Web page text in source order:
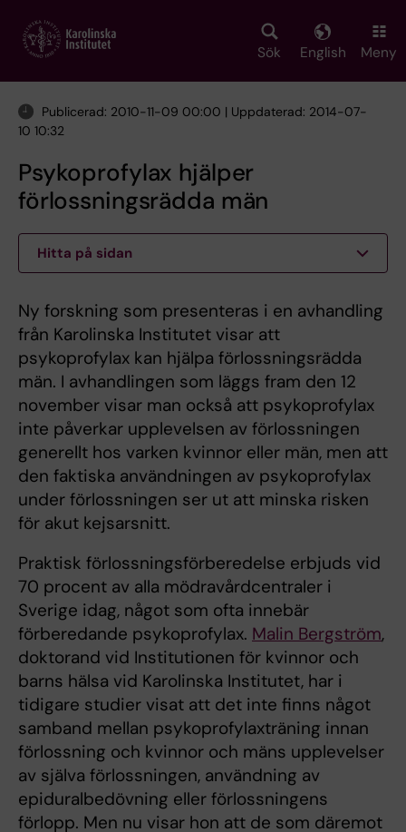
main
Sök English Meny
Publicerad: 2010-11-09 00:00 | Uppdaterad: 2014-07-
10 10:32
Psykoprofylax hjälper
förlossningsrädda män
Hitta på sidan
Ny forskning som presenteras i en avhandling
från Karolinska Institutet visar att
psykoprofylax kan hjälpa förlossningsrädda
män. I avhandlingen som läggs fram den 12
november visar man också att psykoprofylax
inte påverkar upplevelsen av förlossningen
generellt hos varken kvinnor eller män, men att
den faktiska användningen av psykoprofylax
under förlossningen ser ut att minska risken
för akut kejsarsnitt.
Praktisk förlossningsförberedelse erbjuds vid
70 procent av alla mödravårdcentraler i
Sverige idag, något som ofta innebär
förberedande psykoprofylax. Malin Bergström,
doktorand vid Institutionen för kvinnor och
barns hälsa vid Karolinska Institutet, har i
tidigare studier visat att det inte finns något
samband mellan psykoprofylaxträning innan
förlossning och kvinnor och mäns upplevelser
av själva förlossningen, användning av
epiduralbedövning eller förlossningens
förlopp. Men nu visar hon att de som däremot